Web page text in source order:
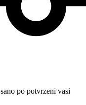
po potvrzeni vasi